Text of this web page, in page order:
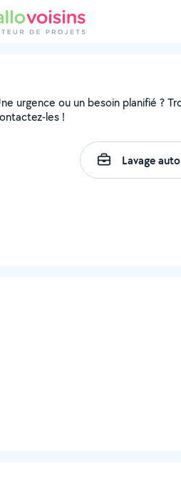
urgence ou un besoin planifié ?
les !